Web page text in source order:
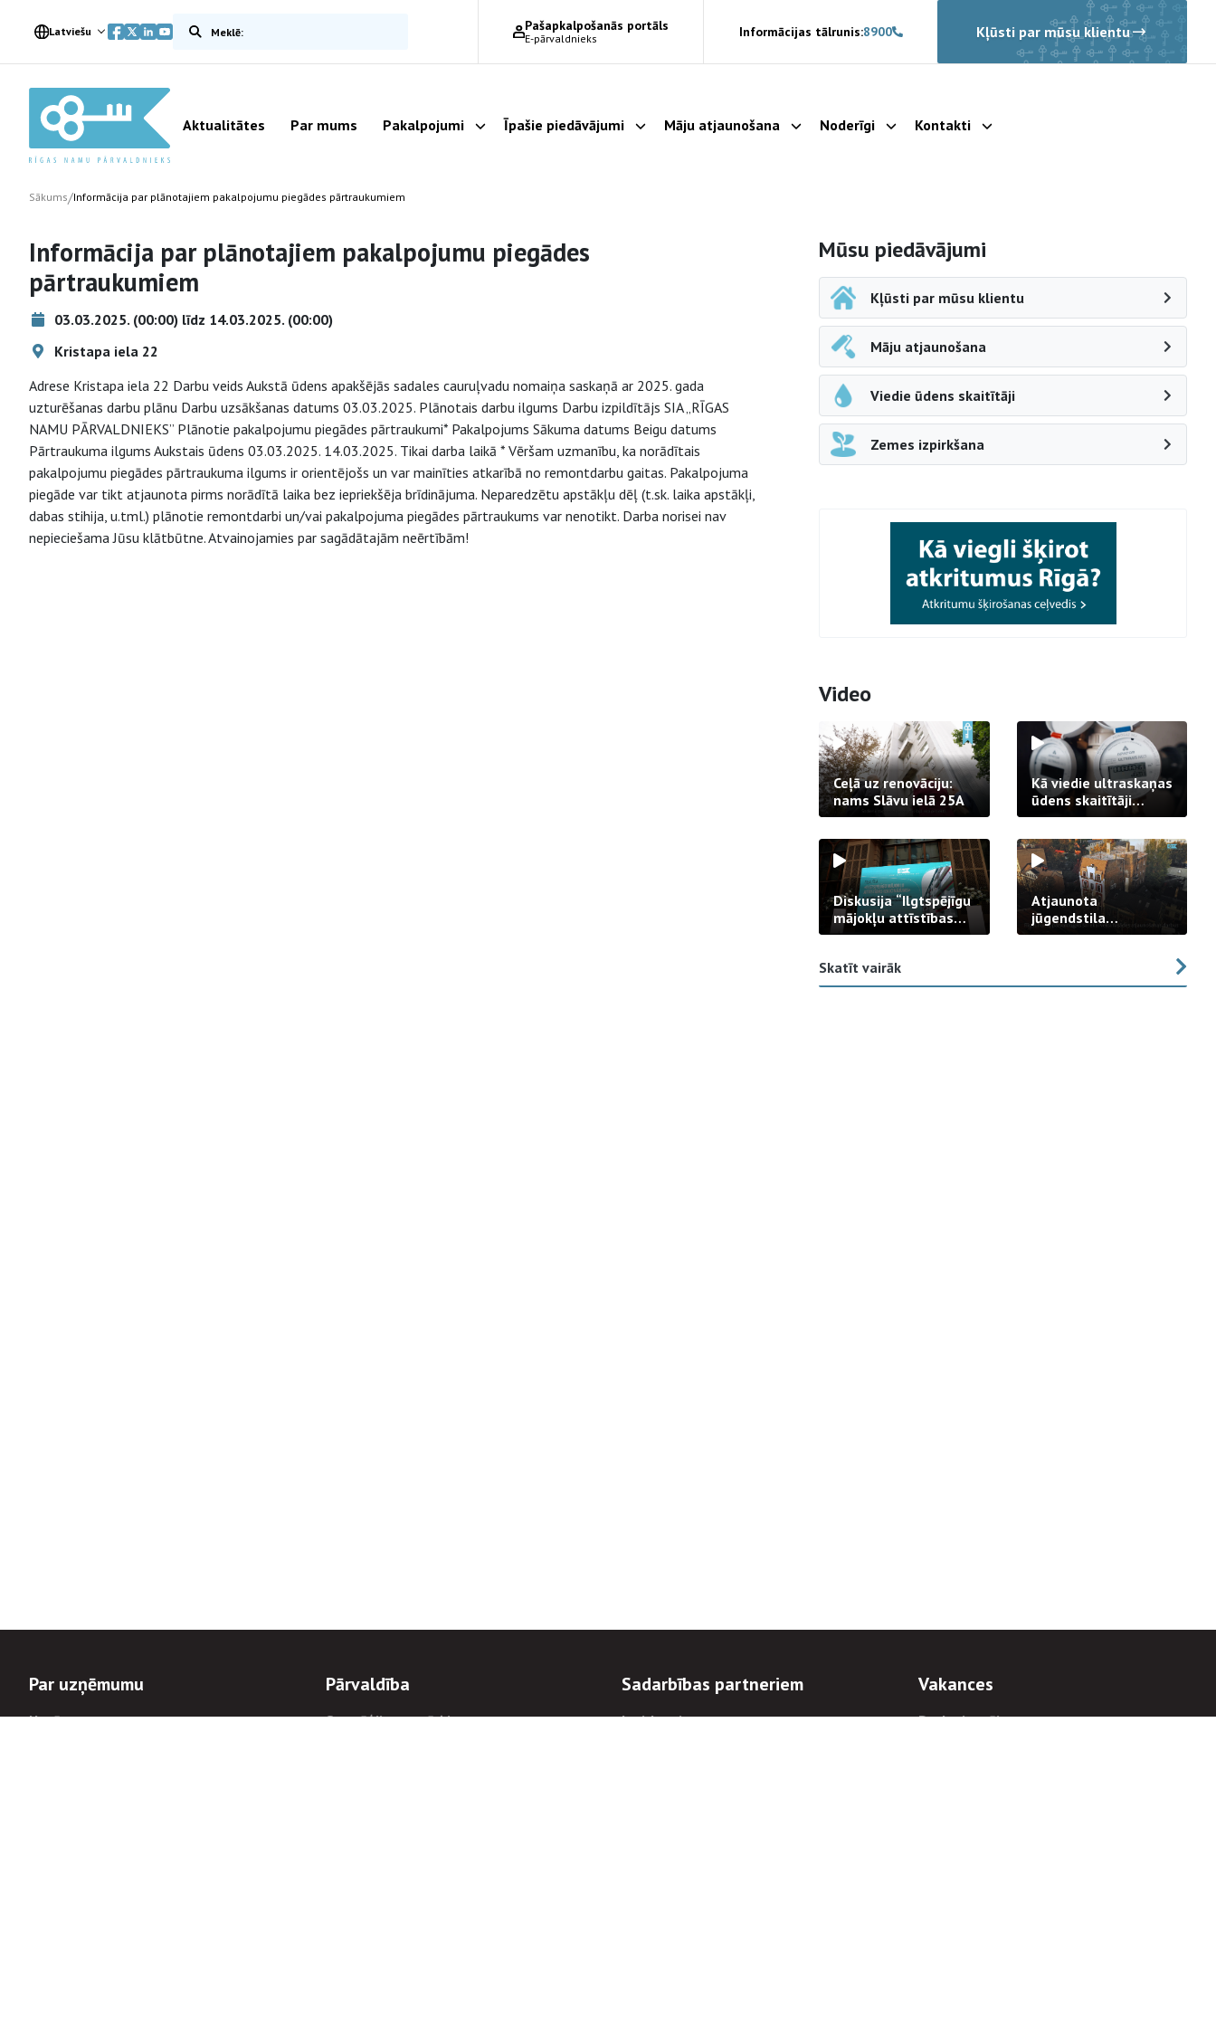
Latviešu Meklēt vietnē Pašapkalpošanās portāls
E-pārvaldnieks Informācijas tālrunis:8900 Kļūsti par mūsu klientu
Aktualitātes Par mums Pakalpojumi Parādīt apakšizvēlni
Īpašie piedāvājumi Parādīt apakšizvēlni
Māju atjaunošana Parādīt apakšizvēlni
Noderīgi Parādīt apakšizvēlni
Kontakti Parādīt apakšizvēlni
Sākums/Informācija par plānotajiem pakalpojumu piegādes pārtraukumiem
Informācija par plānotajiem pakalpojumu piegādes
pārtraukumiem
03.03.2025. (00:00) līdz 14.03.2025. (00:00)
Kristapa iela 22
Adrese Kristapa iela 22 Darbu veids Aukstā ūdens apakšējās sadales cauruļvadu nomaiņa saskaņā ar 2025. gada
uzturēšanas darbu plānu Darbu uzsākšanas datums 03.03.2025. Plānotais darbu ilgums Darbu izpildītājs SIA „RĪGAS
NAMU PĀRVALDNIEKS” Plānotie pakalpojumu piegādes pārtraukumi* Pakalpojums Sākuma datums Beigu datums
Pārtraukuma ilgums Aukstais ūdens 03.03.2025. 14.03.2025. Tikai darba laikā * Vēršam uzmanību, ka norādītais
pakalpojumu piegādes pārtraukuma ilgums ir orientējošs un var mainīties atkarībā no remontdarbu gaitas. Pakalpojuma
piegāde var tikt atjaunota pirms norādītā laika bez iepriekšēja brīdinājuma. Neparedzētu apstākļu dēļ (t.sk. laika apstākļi,
dabas stihija, u.tml.) plānotie remontdarbi un/vai pakalpojuma piegādes pārtraukums var nenotikt. Darba norisei nav
nepieciešama Jūsu klātbūtne. Atvainojamies par sagādātajām neērtībām!
Sāna navigācija
Mūsu piedāvājumi
Kļūsti par mūsu klientu
Māju atjaunošana
Viedie ūdens skaitītāji
Zemes izpirkšana
Video
Ceļā uz renovāciju:
nams Slāvu ielā 25A
Kā viedie ultraskaņas
ūdens skaitītāji
strādā praksē
Diskusija “Ilgtspējīgu
mājokļu attīstības
izaicinājums”
Atjaunota
jūgendstila
arhitektūras pērles
Skatīt vairāk
Par uzņēmumu
Uzņēmums
Pārvaldība
Stratēģija un mērķi
Sadarbības partneriem
Iepirkumi
Vakances
Darba iespējas